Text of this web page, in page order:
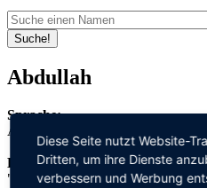
Suche!
Abdullah
Sprache:
Arabisch
Bedeutung:
"Diener" + "Gott"
Diese Seite nutzt Website-
Dritten, um ihre Dienste
verbessern und Werbung